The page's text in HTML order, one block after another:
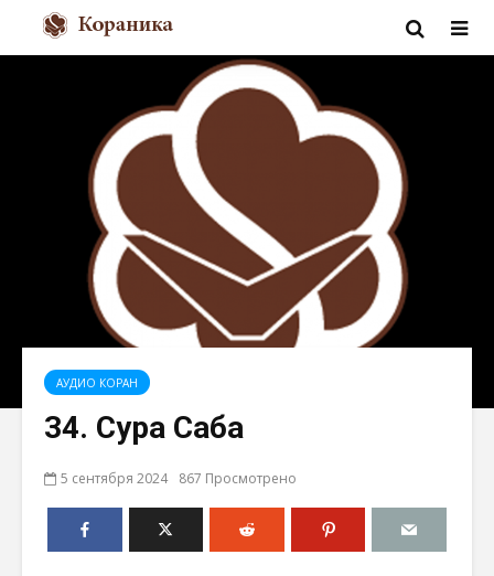
АУДИО КОРАН
34. Сура Саба
5 сентября 2024 867 Просмотрено